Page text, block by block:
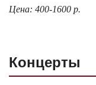
Цена: 400-1600 р.
Концерты